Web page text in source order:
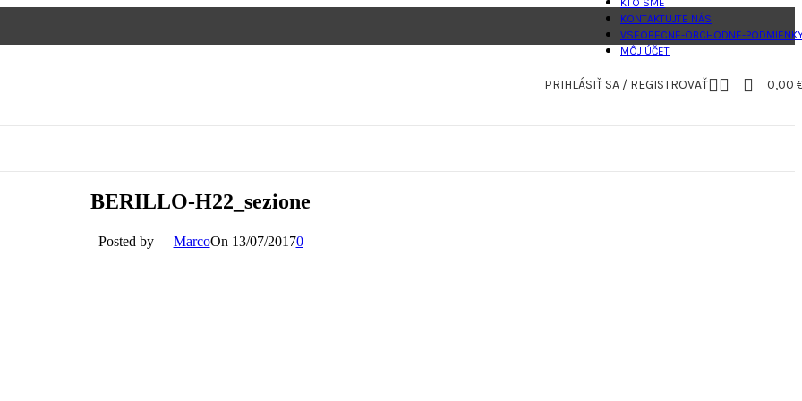
KTO SME
KONTAKTUJTE NÁS
VSEOBECNE-OBCHODNE-
MÔJ ÚČET
PRIHLÁSIŤ SA / REGISTROVAŤ 0,00
BERILLO-H22_sezione
Posted by MarcoOn 13/07/20170